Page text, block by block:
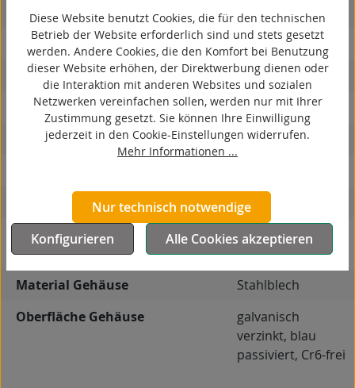
antistatisch
ESD
elektrisch leitfähig
korrosionsbeständig
hitzebeständig
Bockrolle
Leitfähigkeit
elektrisch leitfähig,
spurlos (≤ 10 Ω)
Material Gehäuse
Stahlblech
Oberfläche Gehäuse
galvanisch
verzinkt, blau
passiviert, Cr6-frei
Diese Website benutzt Cookies, die für den technischen
Betrieb der Website erforderlich sind und stets gesetzt
werden. Andere Cookies, die den Komfort bei Benutzung
dieser Website erhöhen, der Direktwerbung dienen oder
die Interaktion mit anderen Websites und sozialen
Netzwerken vereinfachen sollen, werden nur mit Ihrer
Zustimmung gesetzt. Sie können Ihre Einwilligung
jederzeit in den Cookie-Einstellungen widerrufen.
Mehr Informationen ...
Nur technisch notwendige
Konfigurieren
Alle Cookies akzeptieren